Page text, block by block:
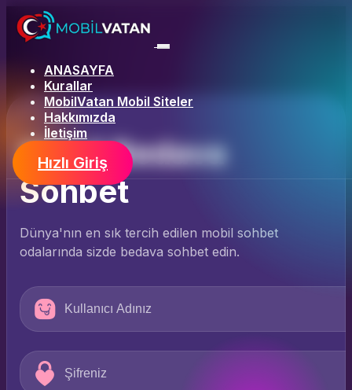
ANASAYFA
Kurallar
MobilVatan Mobil Siteler
Hakkımızda
İletişim
Hızlı Giriş
Mobil Bedava
Sohbet
Dünya'nın en sık tercih edilen mobil sohbet
odalarında sizde bedava sohbet edin.